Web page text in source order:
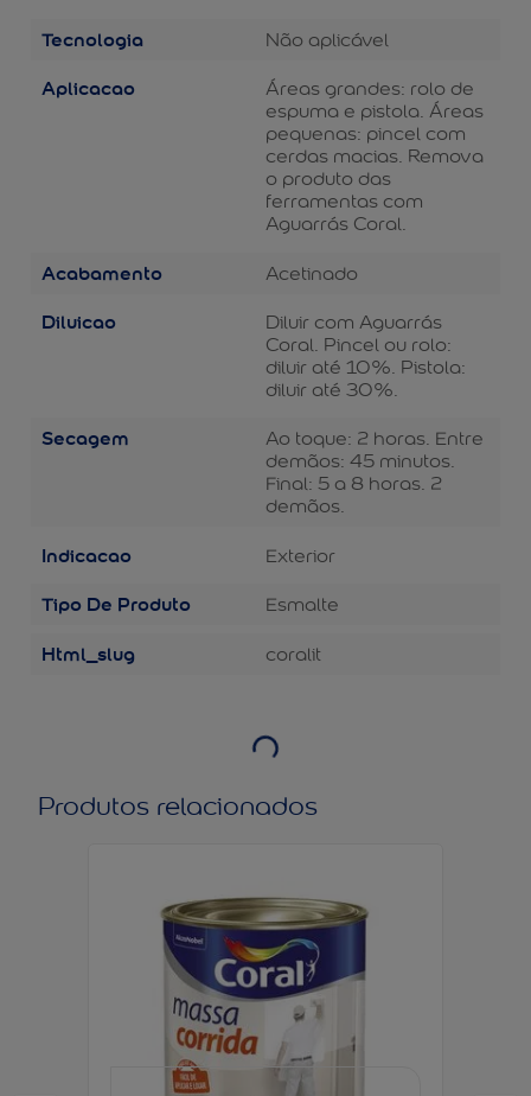
Tecnologia Não aplicável
Aplicacao
Áreas grandes: rolo de
espuma e pistola. Áreas
pequenas: pincel com
cerdas macias. Remova
o produto das
ferramentas com
Aguarrás Coral.
Acabamento Acetinado
Diluicao
Diluir com Aguarrás
Coral. Pincel ou rolo:
diluir até 10%. Pistola:
diluir até 30%.
Secagem
Ao toque: 2 horas. Entre
demãos: 45 minutos.
Final: 5 a 8 horas. 2
demãos.
Indicacao Exterior
Tipo De Produto Esmalte
Html_slug coralit
Produtos relacionados